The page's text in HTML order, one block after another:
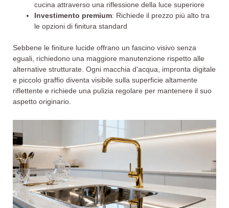
cucina attraverso una riflessione della luce superiore
Investimento premium: Richiede il prezzo più alto tra
le opzioni di finitura standard
Sebbene le finiture lucide offrano un fascino visivo senza
eguali, richiedono una maggiore manutenzione rispetto alle
alternative strutturate. Ogni macchia d'acqua, impronta digitale
e piccolo graffio diventa visibile sulla superficie altamente
riflettente e richiede una pulizia regolare per mantenere il suo
aspetto originario.